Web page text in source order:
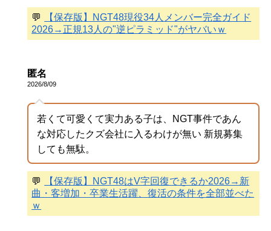
💬
【保存版】NGT48現役34人メンバー完全ガイド
2026→正規13人の"逆ピラミッド"がヤバいｗ
匿名
2026/8/09
若くて可愛くて実力ある子は、NGT事件であん
な対応したクズ会社に入るわけが無い 新規募集
しても無駄。
💬
【保存版】NGT48はV字回復できるか2026→新
曲・客増加・卒業生活躍、復活の条件を全部並べた
ｗ